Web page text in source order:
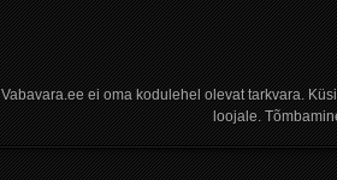
Vabavara.ee ei oma kodulehel olevat tarkvara.
loojale.